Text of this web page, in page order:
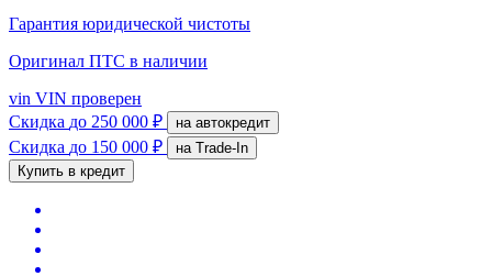
Гарантия юридической чистоты
Оригинал ПТС в наличии
vin VIN проверен
Скидка до 250 000 ₽ на автокредит
Скидка до 150 000 ₽
на Trade-In
Купить в кредит